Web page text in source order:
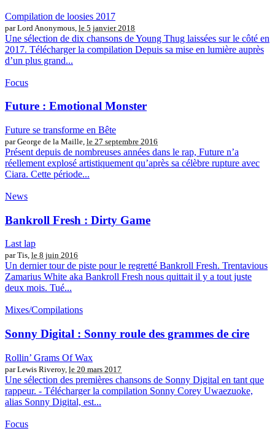
Compilation de loosies 2017
par Lord Anonymous, le 5 janvier 2018
Une sélection de dix chansons de Young Thug laissées sur le côté en
2017. Télécharger la compilation Depuis sa mise en lumière auprès
d’un plus grand...
Focus
Future : Emotional Monster
Future se transforme en Bête
par George de la Maille, le 27 septembre 2016
Présent depuis de nombreuses années dans le rap, Future n’a
réellement explosé artistiquement qu’après sa célèbre rupture avec
Ciara. Cette période...
News
Bankroll Fresh : Dirty Game
Last lap
par Tis, le 8 juin 2016
Un dernier tour de piste pour le regretté Bankroll Fresh. Trentavious
Zamarius White aka Bankroll Fresh nous quittait il y a tout juste
deux mois. Tué...
Mixes/Compilations
Sonny Digital : Sonny roule des grammes de cire
Rollin’ Grams Of Wax
par Lewis Riveroy, le 20 mars 2017
Une sélection des premières chansons de Sonny Digital en tant que
rappeur. - Télécharger la compilation Sonny Corey Uwaezuoke,
alias Sonny Digital, est...
Focus